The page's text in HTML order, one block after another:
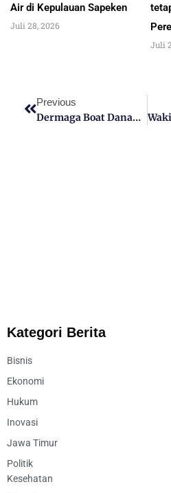
Air di Kepulauan Sapeken
Juli 28, 2026
Juli
Previous
Dermaga Boat Danau Beratan Di Bedugul Tabanan Menjadi Daya Tarik Wisata Baru
Kategori Berita
Bisnis
Ekonomi
Hukum
Inovasi
Jawa Timur
Politik
Kesehatan